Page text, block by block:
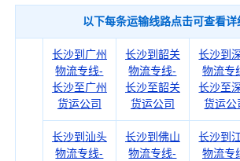
以下每条运输线路点击可查看详
长沙到广州
物流专线-
长沙至广州
货运公司
长沙到韶关
物流专线-
长沙至韶关
货运公司
长沙到
物流专
长沙至
货运公
长沙到汕头
物流专线-
长沙到佛山
物流专线-
长沙到
物流专